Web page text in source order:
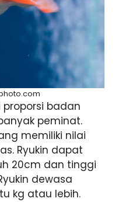
proporsi badan
peminat.
memiliki nilai
Ryukin dapat
20cm dan tinggi
dewasa
kg atau lebih.